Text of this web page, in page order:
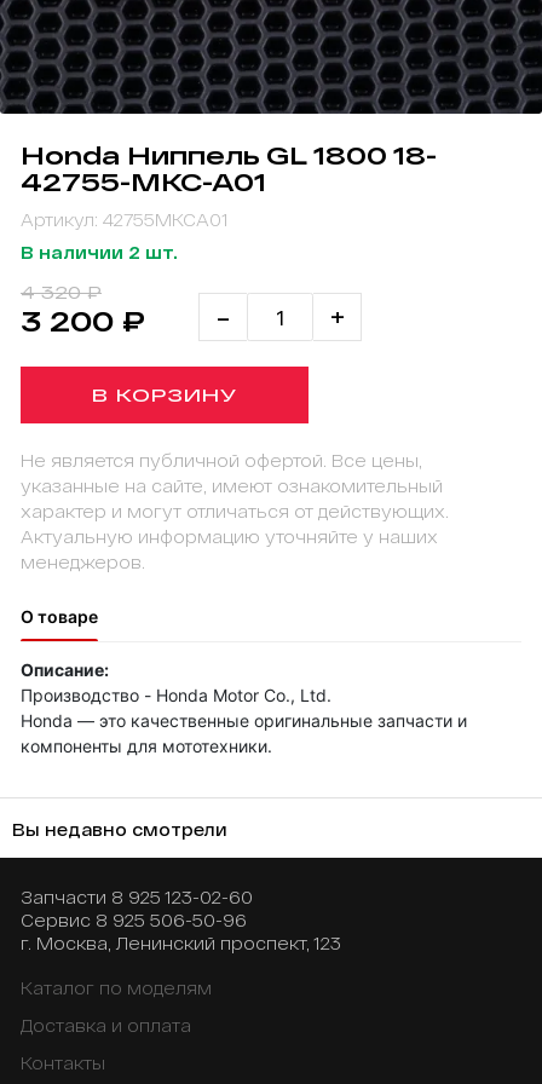
Honda Ниппель GL 1800 18-
42755-MKC-A01
Артикул: 42755MKCA01
В наличии 2 шт.
4 320 ₽
3 200 ₽ - +
В КОРЗИНУ
Не является публичной офертой. Все цены,
указанные на сайте, имеют ознакомительный
характер и могут отличаться от действующих.
Актуальную информацию уточняйте у наших
менеджеров.
О товаре
Описание:
Производство - Honda Motor Co., Ltd.
Honda — это качественные оригинальные запчасти и
компоненты для мототехники.
Вы недавно смотрели
Запчасти 8 925 123-02-60
Сервис 8 925 506-50-96
г. Москва, Ленинский проспект, 123
Каталог по моделям
Доставка и оплата
Контакты